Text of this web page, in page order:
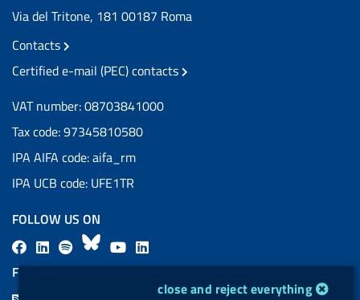
cookie management moduleclose and reject everything
Via del Tritone, 181 00187 Roma
Contacts
Certified e-mail (PEC) contacts
VAT number: 08703841000
Tax code: 97345810580
IPA AIFA code: aifa_rm
IPA UCB code: UFE1TR
FOLLOW US ON
F
a
L
i
a
B
l
Y
o i
FEED RSS